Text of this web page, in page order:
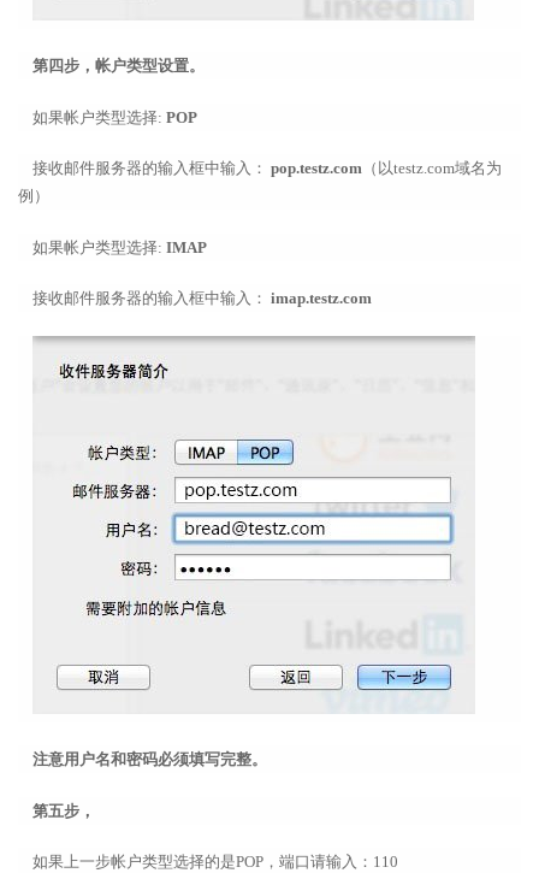
第四步，帐户类型设置。
如果帐户类型选择: POP
接收邮件服务器的输入框中输入： pop.testz.com （以testz.com域名为
例）
如果帐户类型选择: IMAP
接收邮件服务器的输入框中输入： imap.testz.com
注意用户名和密码必须填写完整。
第五步，
如果上一步帐户类型选择的是POP，端口请输入：110